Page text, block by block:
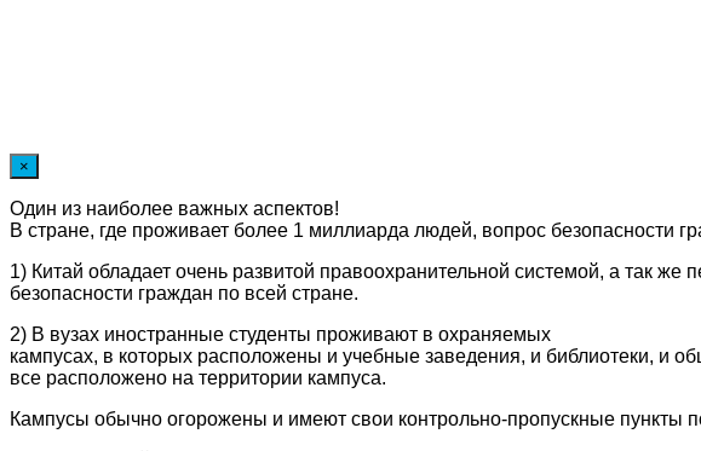
×
Один из наиболее важных аспектов!
В стране, где проживает более 1 миллиарда людей, вопрос безопасности
1) Китай обладает очень развитой правоохранительной системой, а так
безопасности граждан по всей стране.
2) В вузах иностранные студенты проживают в охраняемых
кампусах, в которых расположены и учебные заведения, и библиотеки, и
все расположено на территории кампуса.
Кампусы обычно огорожены и имеют свои контрольно-пропускные пункты